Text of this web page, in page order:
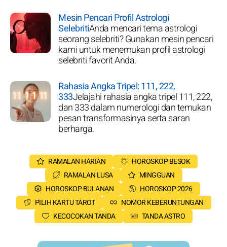
Mesin Pencari Profil Astrologi
SelebritiAnda mencari tema astrologi
seorang selebriti? Gunakan mesin pencari
kami untuk menemukan profil astrologi
selebriti favorit Anda.
Rahasia Angka Tripel: 111, 222,
333Jelajahi rahasia angka tripel 111, 222,
dan 333 dalam numerologi dan temukan
pesan transformasinya serta saran
berharga.
RAMALAN HARIAN
HOROSKOP BESOK
RAMALAN LUSA
MINGGUAN
HOROSKOP BULANAN
HOROSKOP 2026
PILIH KARTU TAROT
NOMOR KEBERUNTUNGAN
KECOCOKAN TANDA
TANDA ASTRO